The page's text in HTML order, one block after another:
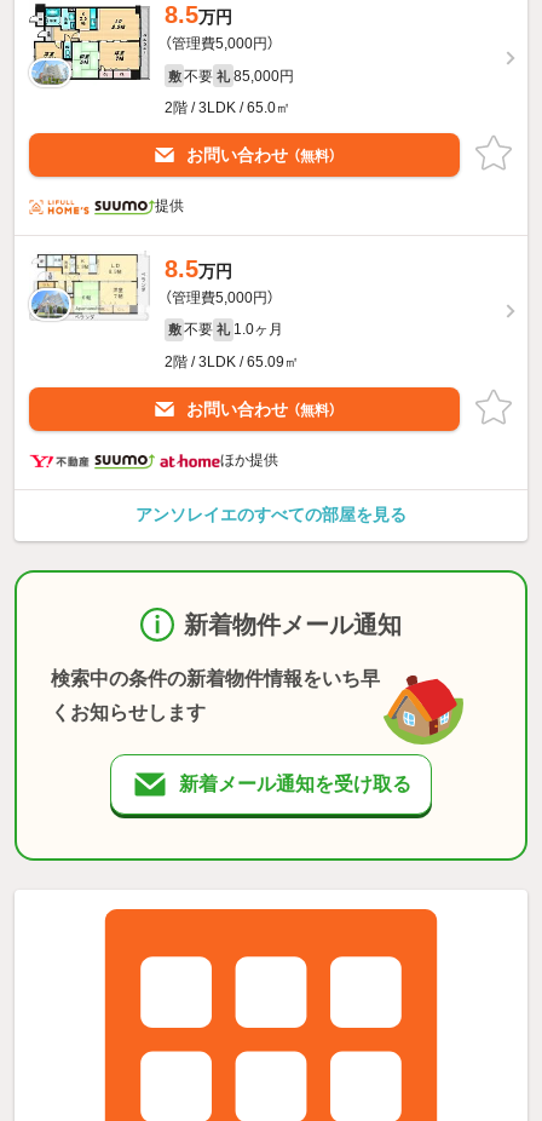
8.5万円
（管理費5,000円）
敷 不要 礼 85,000円
2階 / 3LDK / 65.0㎡
お問い合わせ （無料）
提供
8.5万円
（管理費5,000円）
敷 不要 礼 1.0ヶ月
2階 / 3LDK / 65.09㎡
お問い合わせ （無料）
ほか提供
アンソレイエのすべての部屋を見る
新着物件メール通知
検索中の条件の新着物件情報をいち早
くお知らせします
新着メール通知を受け取る